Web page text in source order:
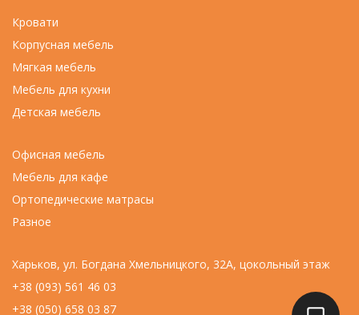
Кровати
Корпусная мебель
Мягкая мебель
Мебель для кухни
Детская мебель
Офисная мебель
Мебель для кафе
Ортопедические матрасы
Разное
Харьков, ул. Богдана Хмельницкого, 32А, цокольный этаж
+38 (093) 561 46 03
+38 (050) 658 03 87